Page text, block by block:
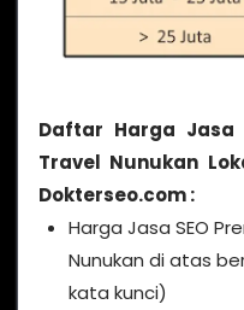
Daftar Harga Jasa
Travel Nunukan
Dokterseo.com :
Harga Jasa SEO
Nunukan di atas
kata kunci)